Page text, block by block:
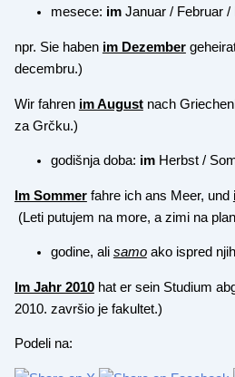
mesece: imJanuar / Februar
npr. Sie haben im Dezember
decembru.)
Wir fahren im Augustnach
za Grčku.)
godišnja doba: imHerbst /
Im Sommerfahre ich ans Meer, und
(Leti putujem na more, a zimi na
godine, ali samoako ispred
Im Jahr 2010hat er sein Studium
2010. završio je fakultet.)
Podeli na: